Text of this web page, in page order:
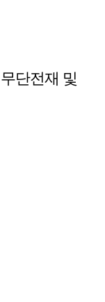
단전재 및